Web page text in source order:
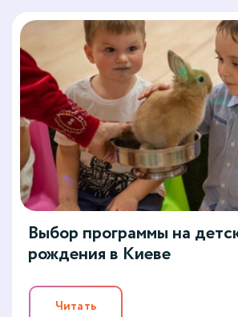
Выбор программы на
рождения в Киеве
Читать